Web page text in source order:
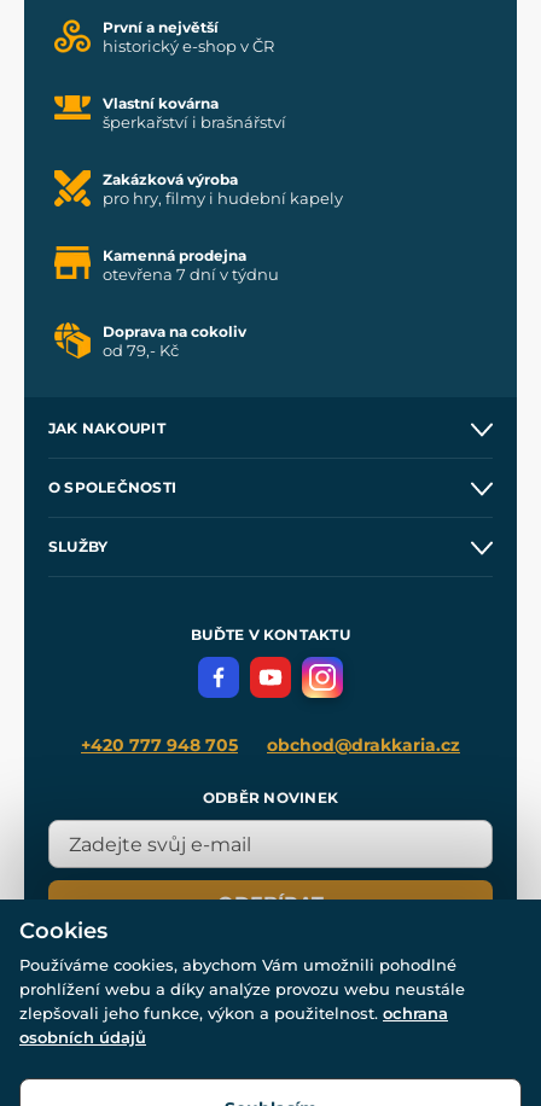
První a největší
historický e-shop v ČR
Vlastní kovárna
šperkařství i brašnářství
Zakázková výroba
pro hry, filmy i hudební kapely
Kamenná prodejna
otevřena 7 dní v týdnu
Doprava na cokoliv
od 79,- Kč
JAK NAKOUPIT
Velkoobchod
O SPOLEČNOSTI
SLUŽBY
Meče pro Kingdom Come
BUĎTE V KONTAKTU
+420 777 948 705 obchod@drakkaria.cz
ODBĚR NOVINEK
ODEBÍRAT
© Všechna práva vyhrazena. www.drakkaria.cz 2007-2026.
Cookies
Používáme cookies, abychom Vám umožnili pohodlné
prohlížení webu a díky analýze provozu webu neustále
zlepšovali jeho funkce, výkon a použitelnost. ochrana
osobních údajů